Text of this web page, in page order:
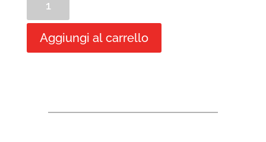
Pennarelli
ricaricabili
punte,
Aggiungi al carrello